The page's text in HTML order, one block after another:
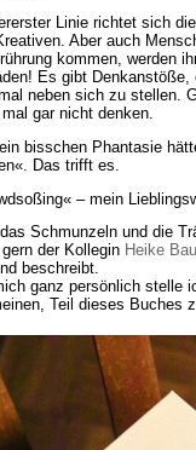
Linie richtet sich
Aber auch
kommen, werden
Es gibt
neben sich zu stellen.
gar nicht denken.
bisschen Phantasie
Das trifft es.
– mein
Schmunzeln und die
der Kollegin Heike
beschreibt.
ganz persönlich stelle
Teil dieses Buches